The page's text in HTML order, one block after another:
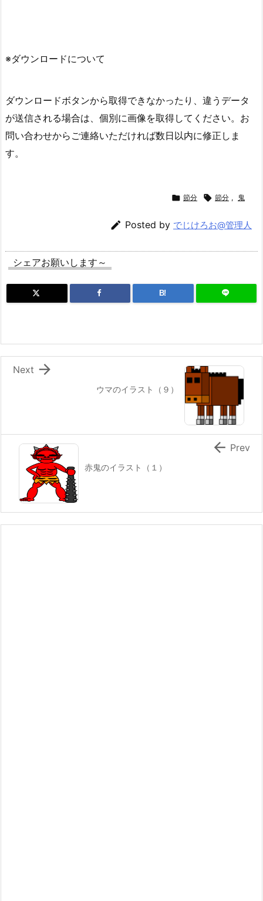
※ダウンロードについて
ダウンロードボタンから取得できなかったり、違うデータ
が送信される場合は、個別に画像を取得してください。お
問い合わせからご連絡いただければ数日以内に修正しま
す。
 節分  節分 , 鬼
 Posted by でじけろお@管理人
シェアお願いします～
B!
ウマのイラスト（９）

Next
赤鬼のイラスト（１）
 Prev